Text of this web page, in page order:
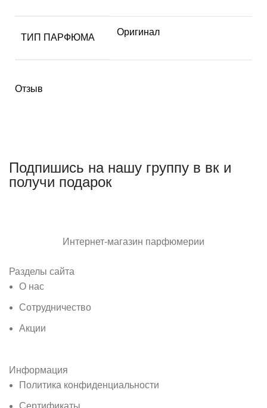
ТИП ПАРФЮМА
Оригинал
Отзыв
Подпишись на нашу группу в вк и
получи подарок
Интернет-магазин парфюмерии
Разделы сайта
О нас
Сотрудничество
Акции
Информация
Политика конфиденциальности
Сертификаты